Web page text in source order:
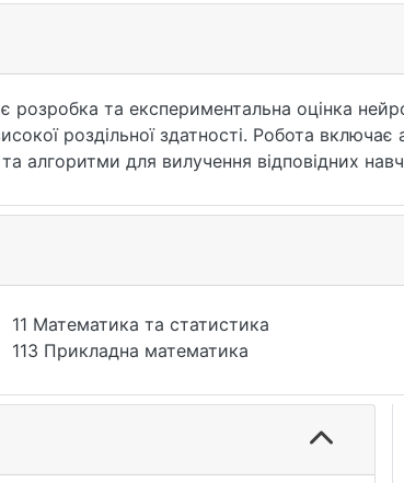
та експериментальна оцінка
роздільної здатності. Робота
алгоритми для вилучення відповідних
11 Математика та статистика
113 Прикладна математика